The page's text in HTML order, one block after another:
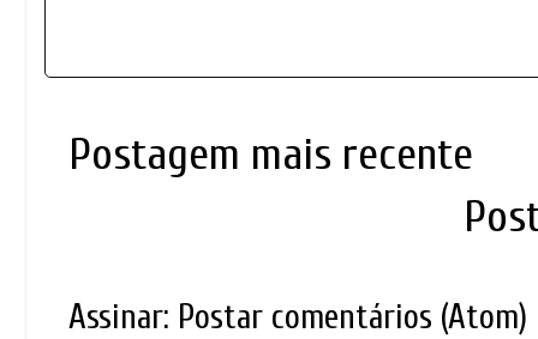
Postagem mais recente
Assinar: Postar comentários (Atom)